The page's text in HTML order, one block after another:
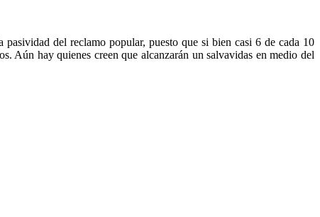
del reclamo popular, puesto que si bien casi 6 de cada 10
Aún hay quienes creen que alcanzarán un salvavidas en medio del